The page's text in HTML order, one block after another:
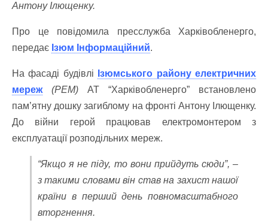
Антону Ілющенку.
Про це повідомила пресслужба Харківобленерго,
передає Ізюм Інформаційний.
На фасаді будівлі
Ізюмського району електричних
мереж
(РЕМ) АТ “Харківобленерго” встановлено
пам’ятну дошку загиблому на фронті Антону Ілющенку.
До війни герой працював електромонтером з
експлуатації розподільних мереж.
“Якщо я не піду, то вони прийдуть сюди”, –
з такими словами він став на захист нашої
країни в перший день повномасштабного
вторгнення.